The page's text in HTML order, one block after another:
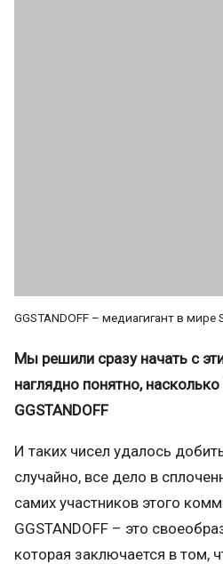
GGSTANDOFF – медиагигант в мире
Мы решили сразу начать с
наглядно понятно,
GGSTANDOFF
И таких чисел удалось
случайно, все дело в
самих участников этого
GGSTANDOFF – это
которая заключается в том,